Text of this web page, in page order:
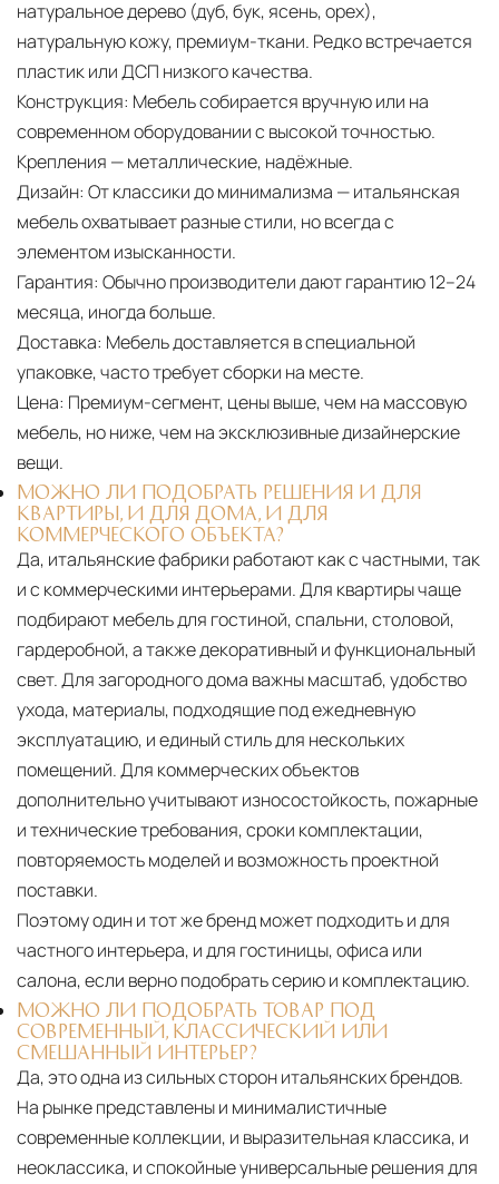
натуральное дерево (дуб, бук, ясень, орех),
натуральную кожу, премиум-ткани. Редко встречается
пластик или ДСП низкого качества.
Конструкция: Мебель собирается вручную или на
современном оборудовании с высокой точностью.
Крепления — металлические, надёжные.
Дизайн: От классики до минимализма — итальянская
мебель охватывает разные стили, но всегда с
элементом изысканности.
Гарантия: Обычно производители дают гарантию 12–24
месяца, иногда больше.
Доставка: Мебель доставляется в специальной
упаковке, часто требует сборки на месте.
Цена: Премиум-сегмент, цены выше, чем на массовую
мебель, но ниже, чем на эксклюзивные дизайнерские
вещи.
МОЖНО ЛИ ПОДОБРАТЬ РЕШЕНИЯ И ДЛЯ
КВАРТИРЫ, И ДЛЯ ДОМА, И ДЛЯ
КОММЕРЧЕСКОГО ОБЪЕКТА?
Да, итальянские фабрики работают как с частными, так
и с коммерческими интерьерами. Для квартиры чаще
подбирают мебель для гостиной, спальни, столовой,
гардеробной, а также декоративный и функциональный
свет. Для загородного дома важны масштаб, удобство
ухода, материалы, подходящие под ежедневную
эксплуатацию, и единый стиль для нескольких
помещений. Для коммерческих объектов
дополнительно учитывают износостойкость, пожарные
и технические требования, сроки комплектации,
повторяемость моделей и возможность проектной
поставки.
Поэтому один и тот же бренд может подходить и для
частного интерьера, и для гостиницы, офиса или
салона, если верно подобрать серию и комплектацию.
МОЖНО ЛИ ПОДОБРАТЬ ТОВАР ПОД
СОВРЕМЕННЫЙ, КЛАССИЧЕСКИЙ ИЛИ
СМЕШАННЫЙ ИНТЕРЬЕР?
Да, это одна из сильных сторон итальянских брендов.
На рынке представлены и минималистичные
современные коллекции, и выразительная классика, и
неоклассика, и спокойные универсальные решения для